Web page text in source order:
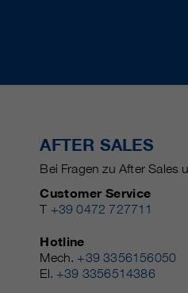
AFTER SALES
Bei Fragen zu After Sales
Customer Service
T +39 0472 727711
Hotline
Mech. +39 3356156050
El. +39 3356514386